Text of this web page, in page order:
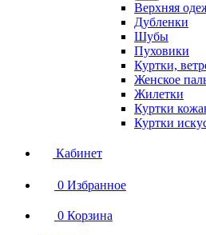
Верхняя
Дубленки
Шубы
Пуховики
Куртки,
Женское
Жилетки
Куртки
Куртки
Кабинет
0 Избранное
0 Корзина